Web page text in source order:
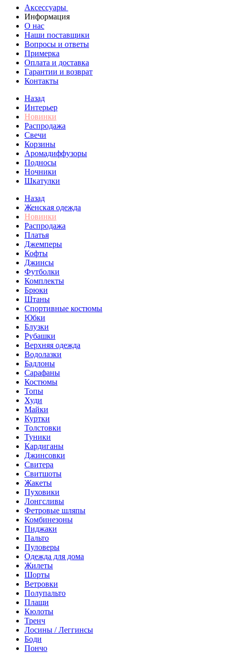
Аксессуары
Информация
О нас
Наши поставщики
Вопросы и ответы
Примерка
Оплата и доставка
Гарантии и возврат
Контакты
Назад
Интерьер
Новинки
Распродажа
Свечи
Корзины
Аромадиффузоры
Подносы
Ночники
Шкатулки
Назад
Женская одежда
Новинки
Распродажа
Платья
Джемперы
Кофты
Джинсы
Футболки
Комплекты
Брюки
Штаны
Спортивные костюмы
Юбки
Блузки
Рубашки
Верхняя одежда
Водолазки
Бадлоны
Сарафаны
Костюмы
Топы
Худи
Майки
Куртки
Толстовки
Туники
Кардиганы
Джинсовки
Свитера
Свитшоты
Жакеты
Пуховики
Лонгсливы
Фетровые шляпы
Комбинезоны
Пиджаки
Пальто
Пуловеры
Одежда для дома
Жилеты
Шорты
Ветровки
Полупальто
Плащи
Кюлоты
Тренч
Лосины / Леггинсы
Боди
Пончо